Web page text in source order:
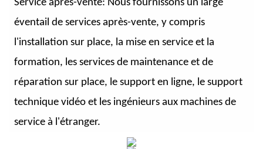
Service après-vente: Nous fournissons un large
éventail de services après-vente, y compris
l'installation sur place, la mise en service et la
formation, les services de maintenance et de
réparation sur place, le support en ligne, le support
technique vidéo et les ingénieurs aux machines de
service à l'étranger.